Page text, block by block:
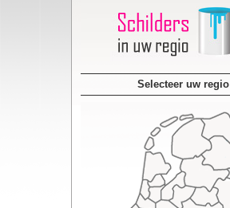
Selecteer uw regio